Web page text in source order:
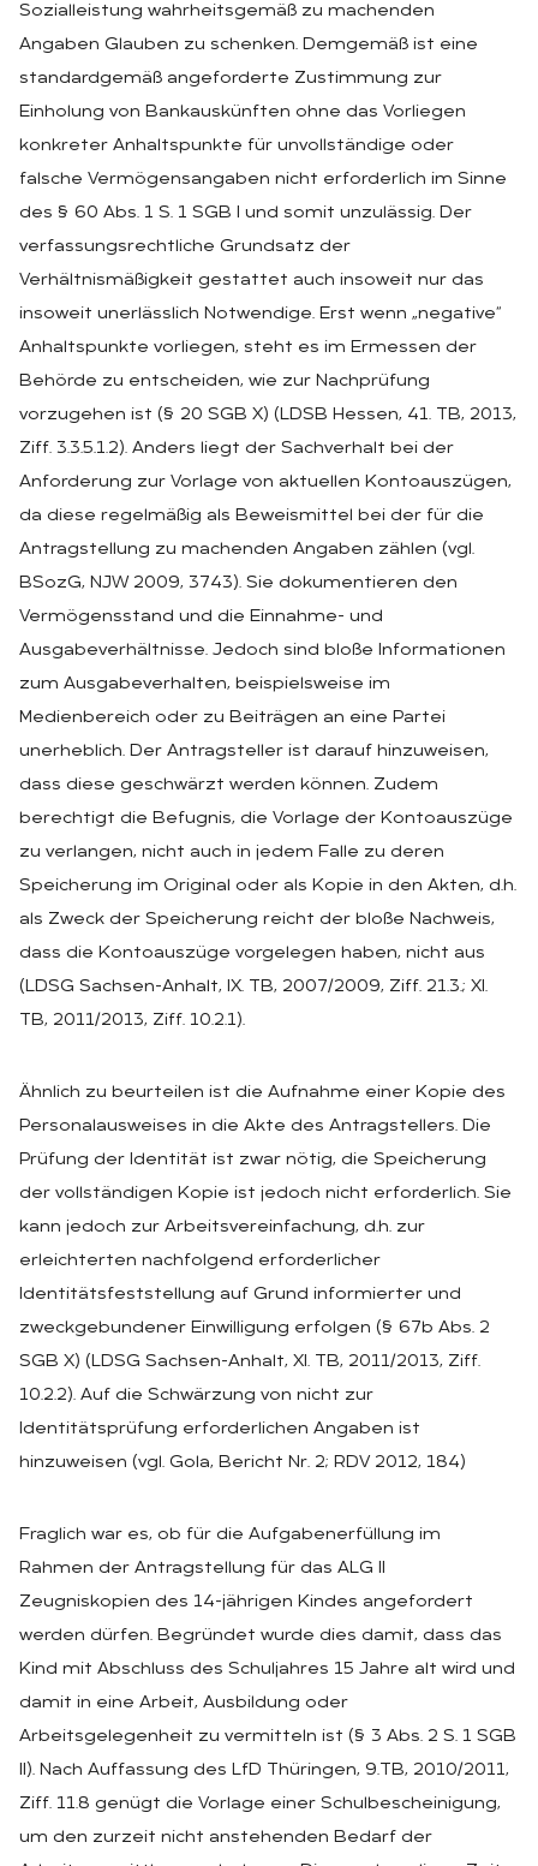
Sozialleistung wahrheitsgemäß zu machenden
Angaben Glauben zu schenken. Demgemäß ist eine
standardgemäß angeforderte Zustimmung zur
Einholung von Bankauskünften ohne das Vorliegen
konkreter Anhaltspunkte für unvollständige oder
falsche Vermögensangaben nicht erforderlich im Sinne
des § 60 Abs. 1 S. 1 SGB I und somit unzulässig. Der
verfassungsrechtliche Grundsatz der
Verhältnismäßigkeit gestattet auch insoweit nur das
insoweit unerlässlich Notwendige. Erst wenn „negative“
Anhaltspunkte vorliegen, steht es im Ermessen der
Behörde zu entscheiden, wie zur Nachprüfung
vorzugehen ist (§ 20 SGB X) (LDSB Hessen, 41. TB, 2013,
Ziff. 3.3.5.1.2). Anders liegt der Sachverhalt bei der
Anforderung zur Vorlage von aktuellen Kontoauszügen,
da diese regelmäßig als Beweismittel bei der für die
Antragstellung zu machenden Angaben zählen (vgl.
BSozG, NJW 2009, 3743). Sie dokumentieren den
Vermögensstand und die Einnahme- und
Ausgabeverhältnisse. Jedoch sind bloße Informationen
zum Ausgabeverhalten, beispielsweise im
Medienbereich oder zu Beiträgen an eine Partei
unerheblich. Der Antragsteller ist darauf hinzuweisen,
dass diese geschwärzt werden können. Zudem
berechtigt die Befugnis, die Vorlage der Kontoauszüge
zu verlangen, nicht auch in jedem Falle zu deren
Speicherung im Original oder als Kopie in den Akten, d.h.
als Zweck der Speicherung reicht der bloße Nachweis,
dass die Kontoauszüge vorgelegen haben, nicht aus
(LDSG Sachsen-Anhalt, IX. TB, 2007/2009, Ziff. 21.3.; XI.
TB, 2011/2013, Ziff. 10.2.1).
Ähnlich zu beurteilen ist die Aufnahme einer Kopie des
Personalausweises in die Akte des Antragstellers. Die
Prüfung der Identität ist zwar nötig, die Speicherung
der vollständigen Kopie ist jedoch nicht erforderlich. Sie
kann jedoch zur Arbeitsvereinfachung, d.h. zur
erleichterten nachfolgend erforderlicher
Identitätsfeststellung auf Grund informierter und
zweckgebundener Einwilligung erfolgen (§ 67b Abs. 2
SGB X) (LDSG Sachsen-Anhalt, XI. TB, 2011/2013, Ziff.
10.2.2). Auf die Schwärzung von nicht zur
Identitätsprüfung erforderlichen Angaben ist
hinzuweisen (vgl. Gola, Bericht Nr. 2; RDV 2012, 184)
Fraglich war es, ob für die Aufgabenerfüllung im
Rahmen der Antragstellung für das ALG II
Zeugniskopien des 14-jährigen Kindes angefordert
werden dürfen. Begründet wurde dies damit, dass das
Kind mit Abschluss des Schuljahres 15 Jahre alt wird und
damit in eine Arbeit, Ausbildung oder
Arbeitsgelegenheit zu vermitteln ist (§ 3 Abs. 2 S. 1 SGB
II). Nach Auffassung des LfD Thüringen, 9.TB, 2010/2011,
Ziff. 11.8 genügt die Vorlage einer Schulbescheinigung,
um den zurzeit nicht anstehenden Bedarf der